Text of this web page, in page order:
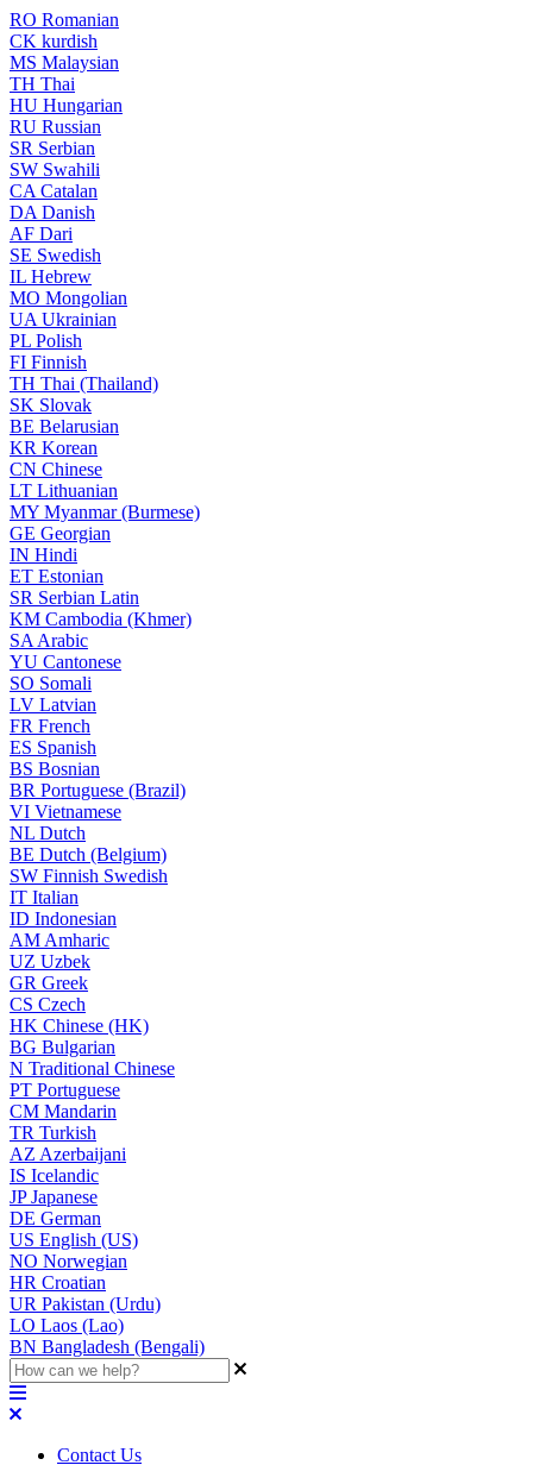
RO Romanian
CK kurdish
MS Malaysian
TH Thai
HU Hungarian
RU Russian
SR Serbian
SW Swahili
CA Catalan
DA Danish
AF Dari
SE Swedish
IL Hebrew
MO Mongolian
UA Ukrainian
PL Polish
FI Finnish
TH Thai (Thailand)
SK Slovak
BE Belarusian
KR Korean
CN Chinese
LT Lithuanian
MY Myanmar (Burmese)
GE Georgian
IN Hindi
ET Estonian
SR Serbian Latin
KM Cambodia (Khmer)
SA Arabic
YU Cantonese
SO Somali
LV Latvian
FR French
ES Spanish
BS Bosnian
BR Portuguese (Brazil)
VI Vietnamese
NL Dutch
BE Dutch (Belgium)
SW Finnish Swedish
IT Italian
ID Indonesian
AM Amharic
UZ Uzbek
GR Greek
CS Czech
HK Chinese (HK)
BG Bulgarian
N Traditional Chinese
PT Portuguese
CM Mandarin
TR Turkish
AZ Azerbaijani
IS Icelandic
JPJapanese
DE German
US English (US)
NO Norwegian
HR Croatian
UR Pakistan (Urdu)
LO Laos (Lao)
BN Bangladesh (Bengali)
Contact Us